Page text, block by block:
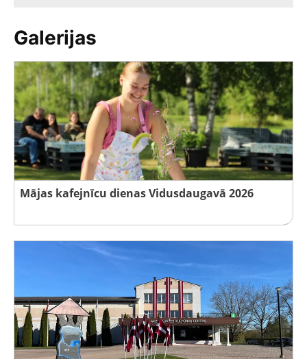
Galerijas
Mājas kafejnīcu dienas Vidusdaugavā 2026